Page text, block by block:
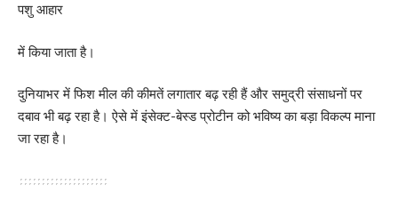
पशु आहार
में किया जाता है।
दुनियाभर में फिश मील की कीमतें लगातार बढ़ रही हैं और समुद्री संसाधनों पर
दबाव भी बढ़ रहा है। ऐसे में इंसेक्ट-बेस्ड प्रोटीन को भविष्य का बड़ा विकल्प माना
जा रहा है।